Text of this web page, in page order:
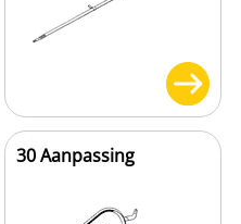
30 Aanpassing